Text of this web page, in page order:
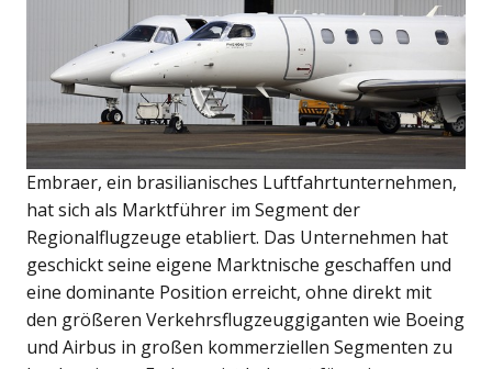
Embraer, ein brasilianisches Luftfahrtunternehmen,
hat sich als Marktführer im Segment der
Regionalflugzeuge etabliert. Das Unternehmen hat
geschickt seine eigene Marktnische geschaffen und
eine dominante Position erreicht, ohne direkt mit
den größeren Verkehrsflugzeuggiganten wie Boeing
und Airbus in großen kommerziellen Segmenten zu